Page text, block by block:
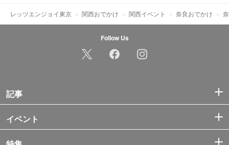
レッツエンジョイ東京 関西おでかけ 関西イベント 奈良おでかけ
Follow Us
記事
イベント